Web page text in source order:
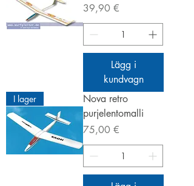
Pris
39,90 €
Lägg i
kundvagn
I lager
Nova retro
purjelentomalli
Pris
75,00 €